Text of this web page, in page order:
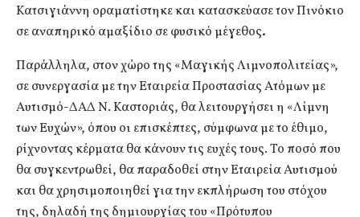
Κατσιγιάννη οραματίστηκε και κατασκεύασε τον Πινόκιο
σε αναπηρικό αμαξίδιο σε φυσικό μέγεθος.
Παράλληλα, στον χώρο της «Μαγικής Λιμνοπολιτείας»,
σε συνεργασία με την Εταιρεία Προστασίας Ατόμων με
Αυτισμό-ΔΑΔ Ν. Καστοριάς, θα λειτουργήσει η «Λίμνη
των Ευχών», όπου οι επισκέπτες, σύμφωνα με το έθιμο,
ρίχνοντας κέρματα θα κάνουν τις ευχές τους. Το ποσό που
θα συγκεντρωθεί, θα παραδοθεί στην Εταιρεία Αυτισμού
και θα χρησιμοποιηθεί για την εκπλήρωση του στόχου
της, δηλαδή της δημιουργίας του «Πρότυπου